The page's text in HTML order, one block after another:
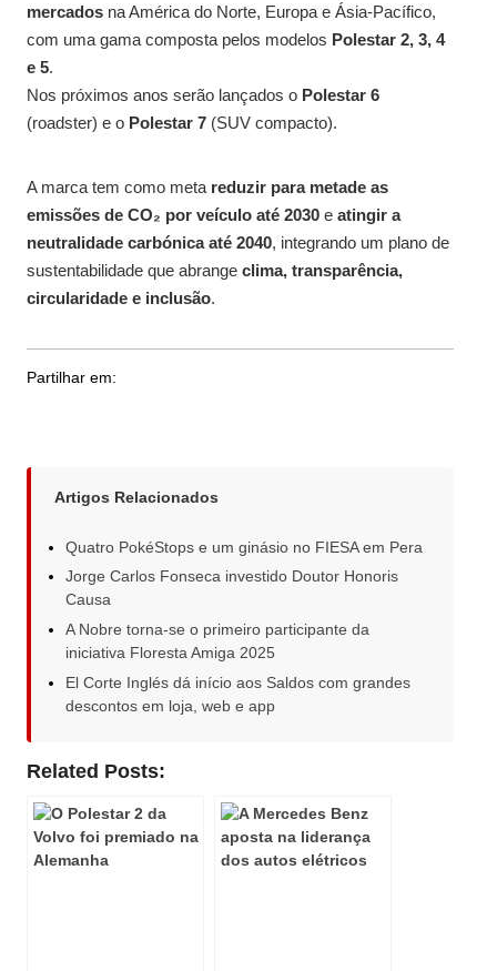
mercados na América do Norte, Europa e Ásia-Pacífico,
com uma gama composta pelos modelos Polestar 2, 3, 4
e 5.
Nos próximos anos serão lançados o Polestar 6
(roadster) e o Polestar 7 (SUV compacto).
A marca tem como meta reduzir para metade as
emissões de CO₂ por veículo até 2030 e atingir a
neutralidade carbónica até 2040, integrando um plano de
sustentabilidade que abrange clima, transparência,
circularidade e inclusão.
Partilhar em:
Artigos Relacionados
Quatro PokéStops e um ginásio no FIESA em Pera
Jorge Carlos Fonseca investido Doutor Honoris
Causa
A Nobre torna-se o primeiro participante da
iniciativa Floresta Amiga 2025
El Corte Inglés dá início aos Saldos com grandes
descontos em loja, web e app
Related Posts: